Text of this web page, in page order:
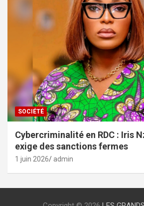
SOCIÉTÉ
Cybercriminalité en RDC : Iris
exige des sanctions fermes
1 juin 2026 admin